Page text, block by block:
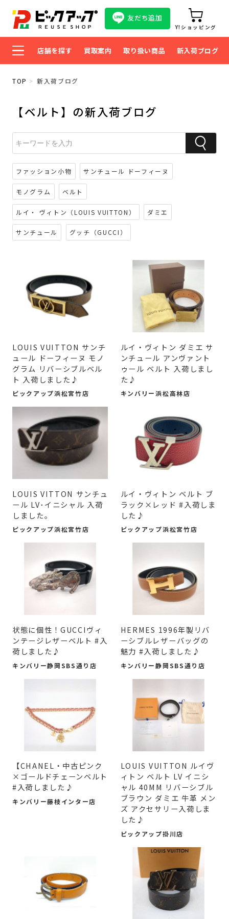
友だち追加
Y!ショッピング
店舗を探す 買取案内 取り扱い商品 新入荷ブログ
TOP 新入荷ブログ
【ベルト】の新入荷ブログ
ファッション小物 サンチュール ドーフィーヌ
モノグラム ベルト
ルイ・ ヴィトン（LOUIS VUITTON） ダミエ
サンチュール グッチ（GUCCI）
LOUIS VUITTON サンチ
ュール ドーフィーヌ モノ
グラム リバーシブルベル
ト 入荷しました♪
ピックアップ浜松宮竹店
ルイ・ヴィトン ダミエ サ
ンチュール アンヴァント
ゥール ベルト 入荷しまし
た♪
キンバリー浜松高林店
LOUIS VITTON サンチュ
ール LV･イニシャル 入荷
しました。
ピックアップ浜松宮竹店
ルイ・ヴィトン ベルト ブ
ラック×レッド #入荷しま
した♪
ピックアップ浜松宮竹店
状態に個性！GUCCIヴィ
ンテージレザーベルト #入
荷しました♪
キンバリー静岡SBS通り店
HERMES 1996年製リバ
ーシブルレザーバッグの
魅力 #入荷しました♪
キンバリー静岡SBS通り店
【CHANEL・中古ピンク
×ゴールドチェーンベルト
#入荷しました♪
キンバリー藤枝インター店
LOUIS VUITTON ルイヴ
ィトン ベルト LV イニシ
ャル 40MM リバーシブル
ブラウン ダミエ 牛革 メン
ズ アクセサリー入荷しま
した♪
ピックアップ掛川店